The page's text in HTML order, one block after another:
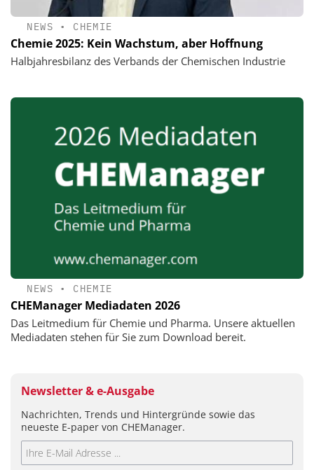
NEWS • CHEMIE
Chemie 2025: Kein Wachstum, aber Hoffnung
Halbjahresbilanz des Verbands der Chemischen Industrie
NEWS • CHEMIE
CHEManager Mediadaten 2026
Das Leitmedium für Chemie und Pharma. Unsere aktuellen
Mediadaten stehen für Sie zum Download bereit.
Newsletter & e-Ausgabe
Nachrichten, Trends und Hintergründe sowie das
neueste E-paper von CHEManager.